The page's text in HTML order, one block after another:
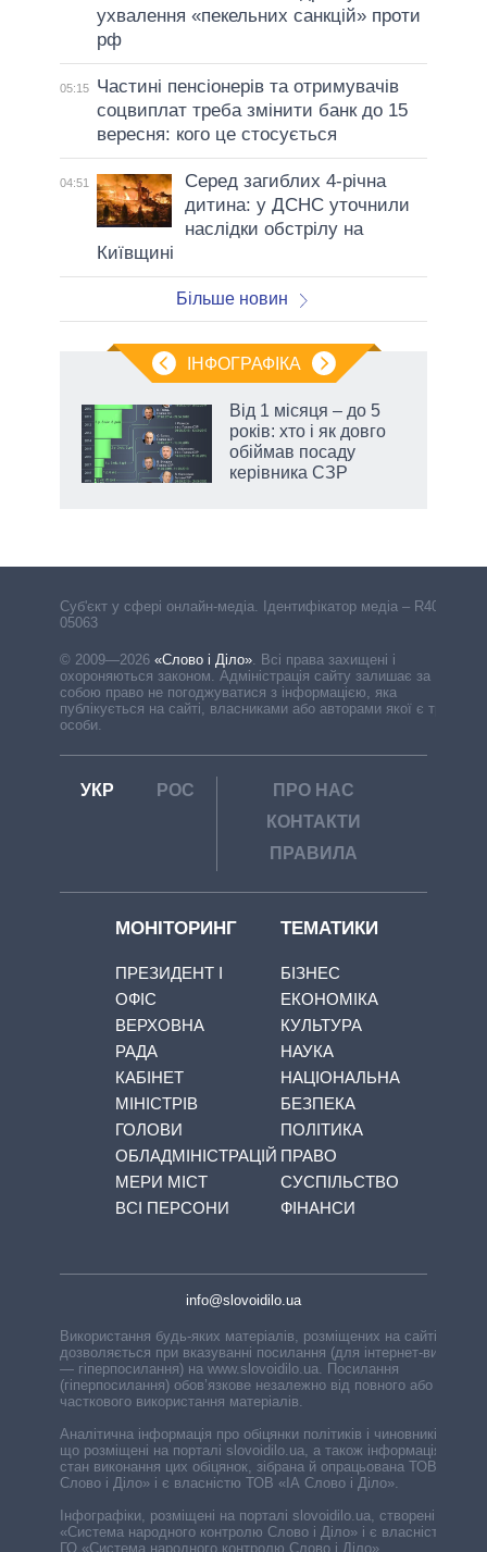
ухвалення «пекельних санкцій» проти
рф
05:15
Частині пенсіонерів та отримувачів
соцвиплат треба змінити банк до 15
вересня: кого це стосується
04:51
Серед загиблих 4-річна
дитина: у ДСНС уточнили
наслідки обстрілу на
Київщині
Більше новин
ІНФОГРАФІКА
Від 1 місяця – до 5
років: хто і як довго
обіймав посаду
керівника СЗР
Cуб'єкт у сфері онлайн-медіа. Ідентифікатор медіа – R40-
05063
© 2009—2026 «Слово і Діло». Всі права захищені і
охороняються законом. Адміністрація сайту залишає за
собою право не погоджуватися з інформацією, яка
публікується на сайті, власниками або авторами якої є треті
особи.
УКР РОС
ПРО НАС
КОНТАКТИ
ПРАВИЛА
МОНІТОРИНГ
ПРЕЗИДЕНТ І
ОФІС
ВЕРХОВНА
РАДА
КАБІНЕТ
МІНІСТРІВ
ГОЛОВИ
ОБЛАДМІНІСТРАЦІЙ
МЕРИ МІСТ
ВСІ ПЕРСОНИ
ТЕМАТИКИ
БІЗНЕС
ЕКОНОМІКА
КУЛЬТУРА
НАУКА
НАЦІОНАЛЬНА
БЕЗПЕКА
ПОЛІТИКА
ПРАВО
СУСПІЛЬСТВО
ФІНАНСИ
info@slovoidilo.ua
Використання будь-яких матеріалів, розміщених на сайті,
дозволяється при вказуванні посилання (для інтернет-видань
— гіперпосилання) на www.slovoidilo.ua. Посилання
(гіперпосилання) обов’язкове незалежно від повного або
часткового використання матеріалів.
Аналітична інформація про обіцянки політиків і чиновників,
що розміщені на порталі slovoidilo.ua, а також інформація про
стан виконання цих обіцянок, зібрана й опрацьована ТОВ «ІА
Слово і Діло» і є власністю ТОВ «ІА Слово і Діло».
Інфографіки, розміщені на порталі slovoidilo.ua, створені ГО
«Система народного контролю Слово і Діло» і є власністю
ГО «Система народного контролю Слово і Діло».